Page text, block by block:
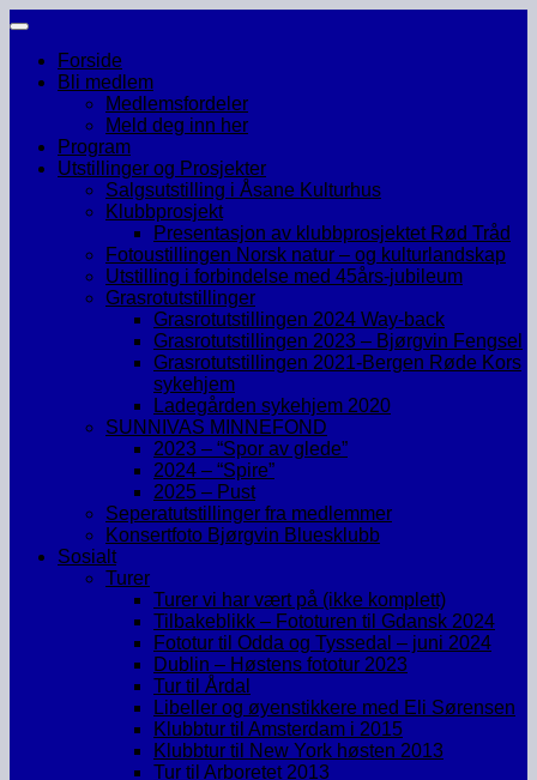
Skip
contentForside
Bli medlem
Medlemsfordeler
Meld deg inn her
Program
Utstillinger og Prosjekter
Salgsutstilling i Åsane Kulturhus
Klubbprosjekt
Presentasjon av klubbprosjektet Rød Tråd
Fotoustillingen Norsk natur – og kulturlandskap
Utstilling i forbindelse med 45års-jubileum
Grasrotutstillinger
Grasrotutstillingen 2024 Way-back
Grasrotutstillingen 2023 – Bjørgvin Fengsel
Grasrotutstillingen 2021-Bergen Røde Kors
sykehjem
Ladegården sykehjem 2020
SUNNIVAS MINNEFOND
2023 – “Spor av glede”
2024 – “Spire”
2025 – Pust
Seperatutstillinger fra medlemmer
Konsertfoto Bjørgvin Bluesklubb
Sosialt
Turer
Turer vi har vært på (ikke komplett)
Tilbakeblikk – Fototuren til Gdansk 2024
Fototur til Odda og Tyssedal – juni 2024
Dublin – Høstens fototur 2023
Tur til Årdal
Libeller og øyenstikkere med Eli Sørensen
Klubbtur til Amsterdam i 2015
Klubbtur til New York høsten 2013
Tur til Arboretet 2013